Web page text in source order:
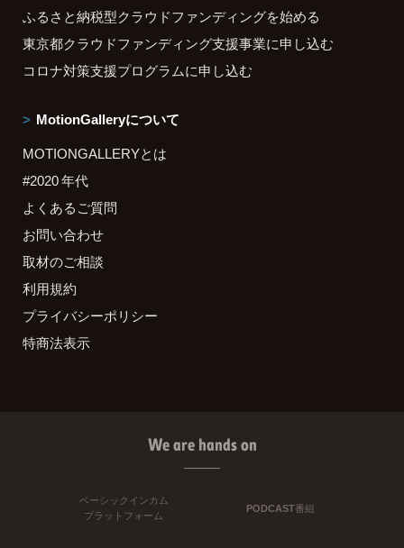
ふるさと納税型クラウドファンディングを始める
東京都クラウドファンディング支援事業に申し込む
コロナ対策支援プログラムに申し込む
MotionGalleryについて
MOTIONGALLERYとは
#2020 年代
よくあるご質問
お問い合わせ
取材のご相談
利用規約
プライバシーポリシー
特商法表示
We are hands on
ベーシックインカム
プラットフォーム
PODCAST番組